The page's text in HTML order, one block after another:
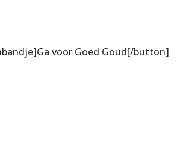
voor Goed Goud[/button]